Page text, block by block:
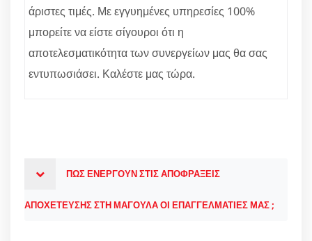
άριστες τιμές. Με εγγυημένες υπηρεσίες 100%
μπορείτε να είστε σίγουροι ότι η
αποτελεσματικότητα των συνεργείων μας θα σας
εντυπωσιάσει. Καλέστε μας τώρα.
ΠΩΣ ΕΝΕΡΓΟΥΝ ΣΤΙΣ ΑΠΟΦΡΑΞΕΙΣ
ΑΠΟΧΕΤΕΥΣΗΣ ΣΤΗ ΜΑΓΟΥΛΑ ΟΙ ΕΠΑΓΓΕΛΜΑΤΙΕΣ ΜΑΣ ;